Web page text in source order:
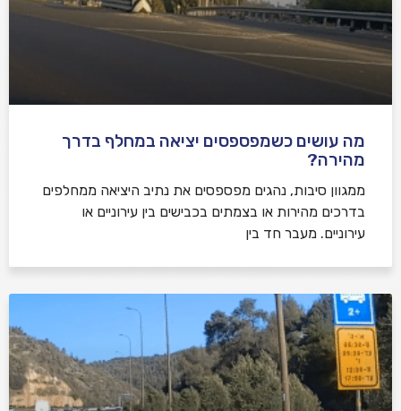
מה עושים כשמפספסים יציאה במחלף בדרך
מהירה?
ממגוון סיבות, נהגים מפספסים את נתיב היציאה ממחלפים
בדרכים מהירות או בצמתים בכבישים בין עירוניים או
עירוניים. מעבר חד בין